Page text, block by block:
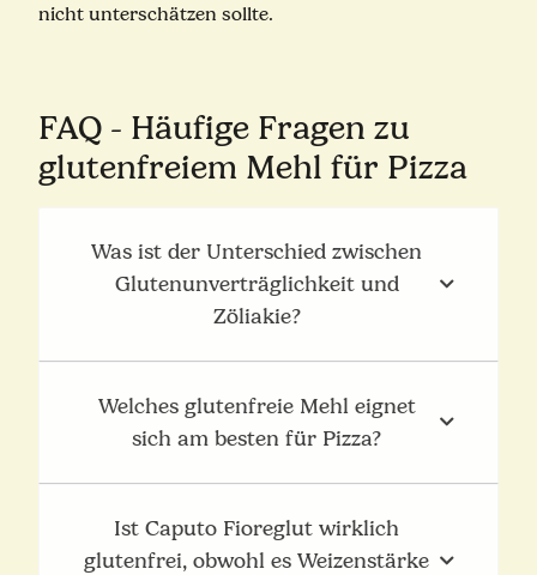
nicht unterschätzen sollte.
FAQ - Häufige Fragen zu
glutenfreiem Mehl für Pizza
Was ist der Unterschied zwischen
Glutenunverträglichkeit und
Zöliakie?
Welches glutenfreie Mehl eignet
sich am besten für Pizza?
Ist Caputo Fioreglut wirklich
glutenfrei, obwohl es Weizenstärke